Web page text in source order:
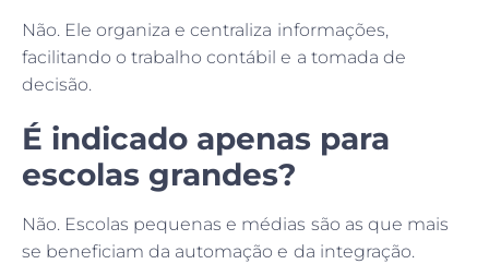
Não. Ele organiza e centraliza informações,
facilitando o trabalho contábil e a tomada de
decisão.
É indicado apenas para
escolas grandes?
Não. Escolas pequenas e médias são as que mais
se beneficiam da automação e da integração.